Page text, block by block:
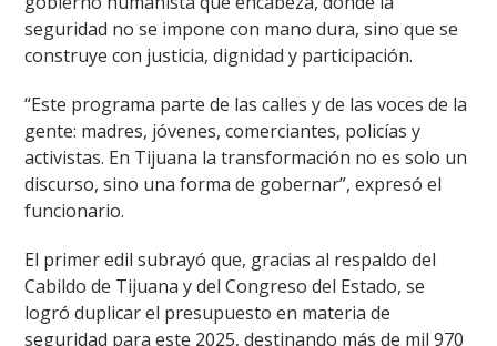
seguridad no se impone con mano dura, sino que se
construye con justicia, dignidad y participación.
“Este programa parte de las calles y de las voces de la
gente: madres, jóvenes, comerciantes, policías y
activistas. En Tijuana la transformación no es solo un
discurso, sino una forma de gobernar”, expresó el
funcionario.
El primer edil subrayó que, gracias al respaldo del
Cabildo de Tijuana y del Congreso del Estado, se
logró duplicar el presupuesto en materia de
seguridad para este 2025, destinando más de mil 970